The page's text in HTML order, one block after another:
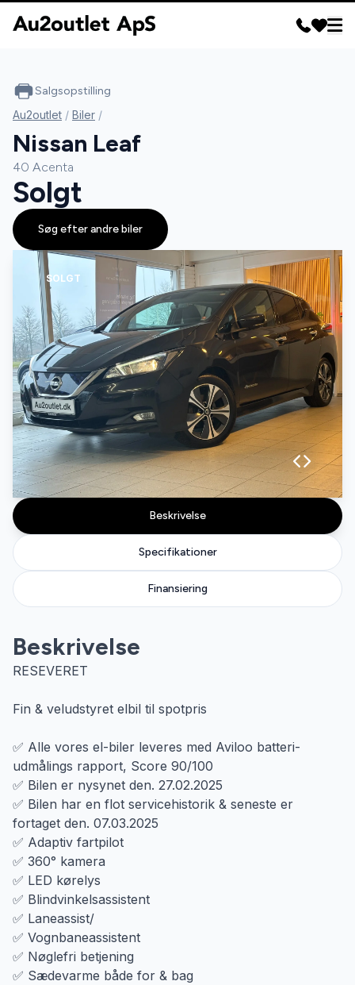
SOLGT
Specifikationer
Beskrivelse
Finansiering
Beskrivelse
RESEVERET
Fin & veludstyret elbil til spotpris
✅ Alle vores el-biler leveres med Aviloo batteri-
udmålings rapport, Score 90/100
✅ Bilen er nysynet den. 27.02.2025
✅ Bilen har en flot servicehistorik & seneste er
fortaget den. 07.03.2025
✅ Adaptiv fartpilot
✅ 360° kamera
✅ LED kørelys
✅ Blindvinkelsassistent
✅ Laneassist/
✅ Vognbaneassistent
✅ Nøglefri betjening
✅ Sædevarme både for & bag
Salgsopstilling
Au2outlet / Biler /
Nissan Leaf
40 Acenta
Solgt
Søg efter andre biler